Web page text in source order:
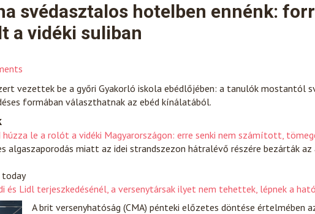
svédasztalos hotelben ennénk:
a vidéki suliban
vezettek be a győri Gyakorló iskola ebédlőjében: a tanulók mostantól
formában választhatnak az ebéd kínálatából.
húzza le a rolót a vidéki Magyarországon: erre senki nem számított,
algaszaporodás miatt az idei strandszezon hátralévő részére bezárták
today
és Lidl terjeszkedésénél, a versenytársak ilyet nem tehettek, lépnek a
A brit versenyhatóság (CMA) pénteki előzetes döntése értelmében